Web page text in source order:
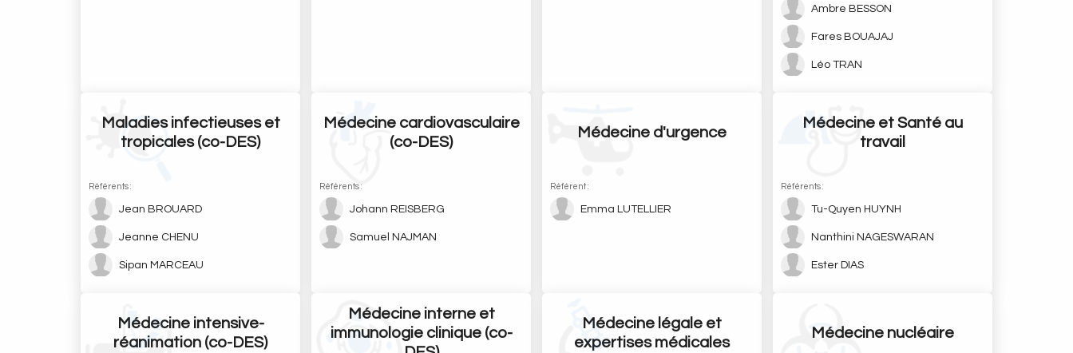
Ambre BESSON
Fares BOUAJAJ
Léo TRAN
Maladies infectieuses et
tropicales (co-DES)
Référents :
Jean BROUARD
Jeanne CHENU
Sipan MARCEAU
Médecine cardiovasculaire
(co-DES)
Référents :
Johann REISBERG
Samuel NAJMAN
Médecine d'urgence
Référent :
Emma LUTELLIER
Médecine et Santé au
travail
Référents :
Tu-Quyen HUYNH
Nanthini NAGESWARAN
Ester DIAS
Médecine intensive-
réanimation (co-DES)
Médecine interne et
immunologie clinique (co-
Médecine légale et
expertises médicales
Médecine nucléaire